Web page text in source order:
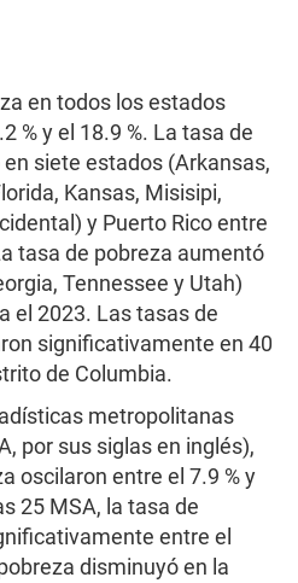
en todos los estados
% y el 18.9 %. La tasa de
siete estados (Arkansas,
Kansas, Misisipi,
y Puerto Rico entre
tasa de pobreza aumentó
Tennessee y Utah)
el 2023. Las tasas de
significativamente en 40
de Columbia.
metropolitanas
por sus siglas en inglés),
oscilaron entre el 7.9 % y
25 MSA, la tasa de
entre el
disminuyó en la